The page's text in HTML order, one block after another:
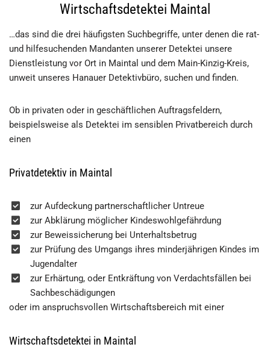
Wirtschaftsdetektei Maintal
…das sind die drei häufigsten Suchbegriffe, unter denen die rat-
und hilfesuchenden Mandanten unserer Detektei unsere
Dienstleistung vor Ort in Maintal und dem Main-Kinzig-Kreis,
unweit unseres Hanauer Detektivbüro, suchen und finden.
Ob in privaten oder in geschäftlichen Auftragsfeldern,
beispielsweise als Detektei im sensiblen Privatbereich durch
einen
Privatdetektiv in Maintal
zur Aufdeckung partnerschaftlicher Untreue
zur Abklärung möglicher Kindeswohlgefährdung
zur Beweissicherung bei Unterhaltsbetrug
zur Prüfung des Umgangs ihres minderjährigen Kindes im
Jugendalter
zur Erhärtung, oder Entkräftung von Verdachtsfällen bei
Sachbeschädigungen
oder im anspruchsvollen Wirtschaftsbereich mit einer
Wirtschaftsdetektei in Maintal